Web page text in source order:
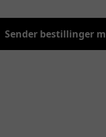
Sender bestillinger